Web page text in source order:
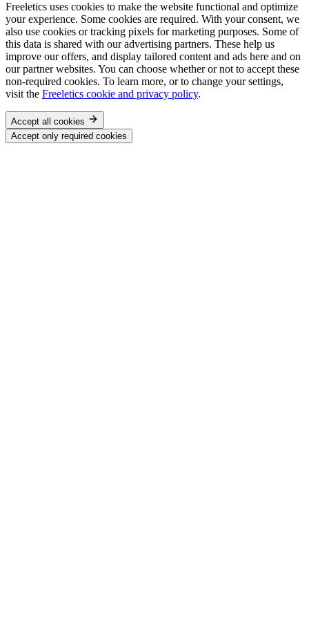
Freeletics uses cookies to make the website functional and optimize
your experience. Some cookies are required. With your consent, we
also use cookies or tracking pixels for marketing purposes. Some of
this data is shared with our advertising partners. These help us
improve our offers, and display tailored content and ads here and on
our partner websites. You can choose whether or not to accept these
non-required cookies. To learn more, or to change your settings,
visit the Freeletics cookie and privacy policy.
Accept all cookies
Accept only required cookies